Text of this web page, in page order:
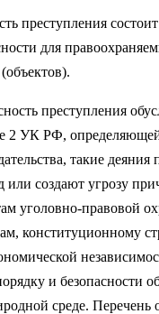
преступления
для
преступления
2 УК РФ,
такие
или создают угрозу
уголовно-правовой
конституционному
и безопасности
среде. Перечень